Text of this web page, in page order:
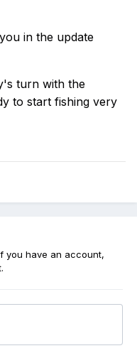
in the update
turn with the
to start fishing very
you have an account,